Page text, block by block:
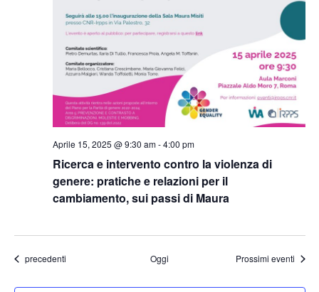
Ricerca e intervento contro la violenza di
genere: pratiche e relazioni per il
cambiamento, sui passi di Maura
Aprile 15, 2025 @ 9:30 am-4:00 pm
Eventi
precedenti Oggi Prossimi eventi